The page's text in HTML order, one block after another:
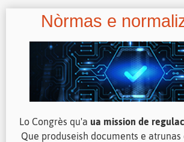
Nòrmas e
Lo Congrès qu'a ua mission de
Que produseish documents e